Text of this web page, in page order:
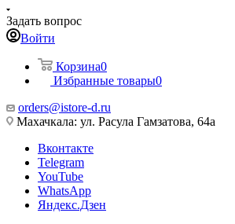
Задать вопрос
Войти
Корзина0
Избранные товары0
orders@istore-d.ru
Махачкала: ул. Расула Гамзатова, 64а
Вконтакте
Telegram
YouTube
WhatsApp
Яндекс.Дзен